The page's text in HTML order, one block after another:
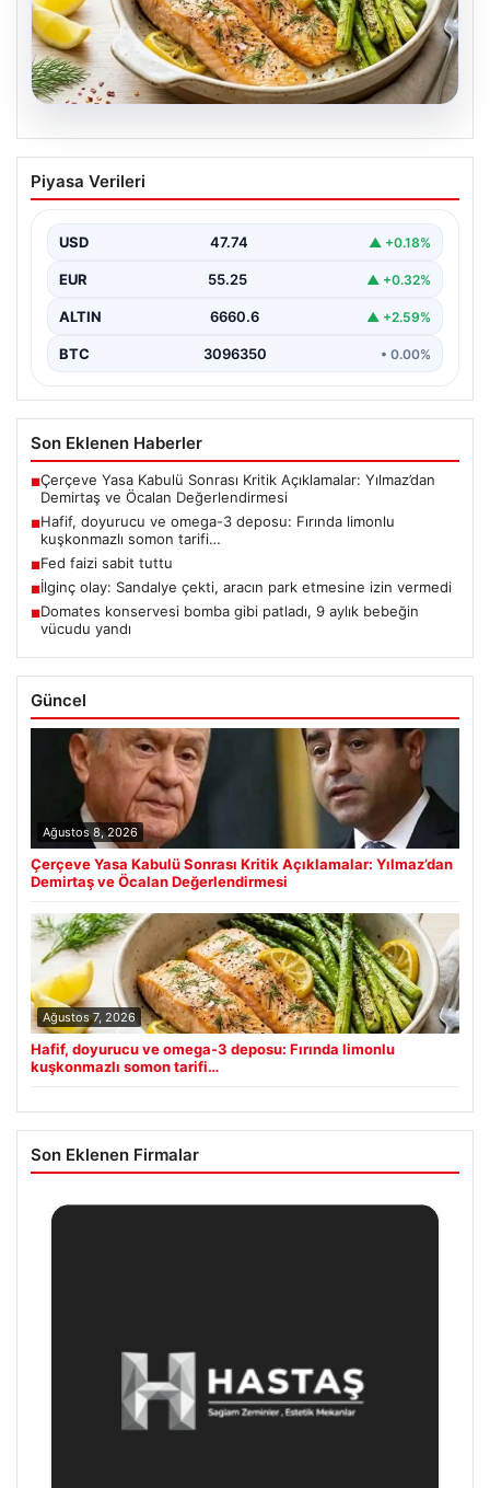
07.08.2026
Hafif, doyurucu ve omega-3 deposu:
Fırında limonlu kuşkonmazlı somon
Piyasa Verileri
USD 47.74 ▲ +0.18%
EUR 55.25 ▲ +0.32%
ALTIN 6660.6 ▲ +2.59%
BTC 3096350 • 0.00%
Son Eklenen Haberler
■Çerçeve Yasa Kabulü Sonrası Kritik Açıklamalar: Yılmaz’dan
Demirtaş ve Öcalan Değerlendirmesi
■Hafif, doyurucu ve omega-3 deposu: Fırında limonlu
kuşkonmazlı somon tarifi…
■Fed faizi sabit tuttu
■İlginç olay: Sandalye çekti, aracın park etmesine izin vermedi
■Domates konservesi bomba gibi patladı, 9 aylık bebeğin
vücudu yandı
Güncel
Ağustos 8, 2026
Çerçeve Yasa Kabulü Sonrası Kritik Açıklamalar: Yılmaz’dan
Demirtaş ve Öcalan Değerlendirmesi
Ağustos 7, 2026
Hafif, doyurucu ve omega-3 deposu: Fırında limonlu
kuşkonmazlı somon tarifi…
Son Eklenen Firmalar